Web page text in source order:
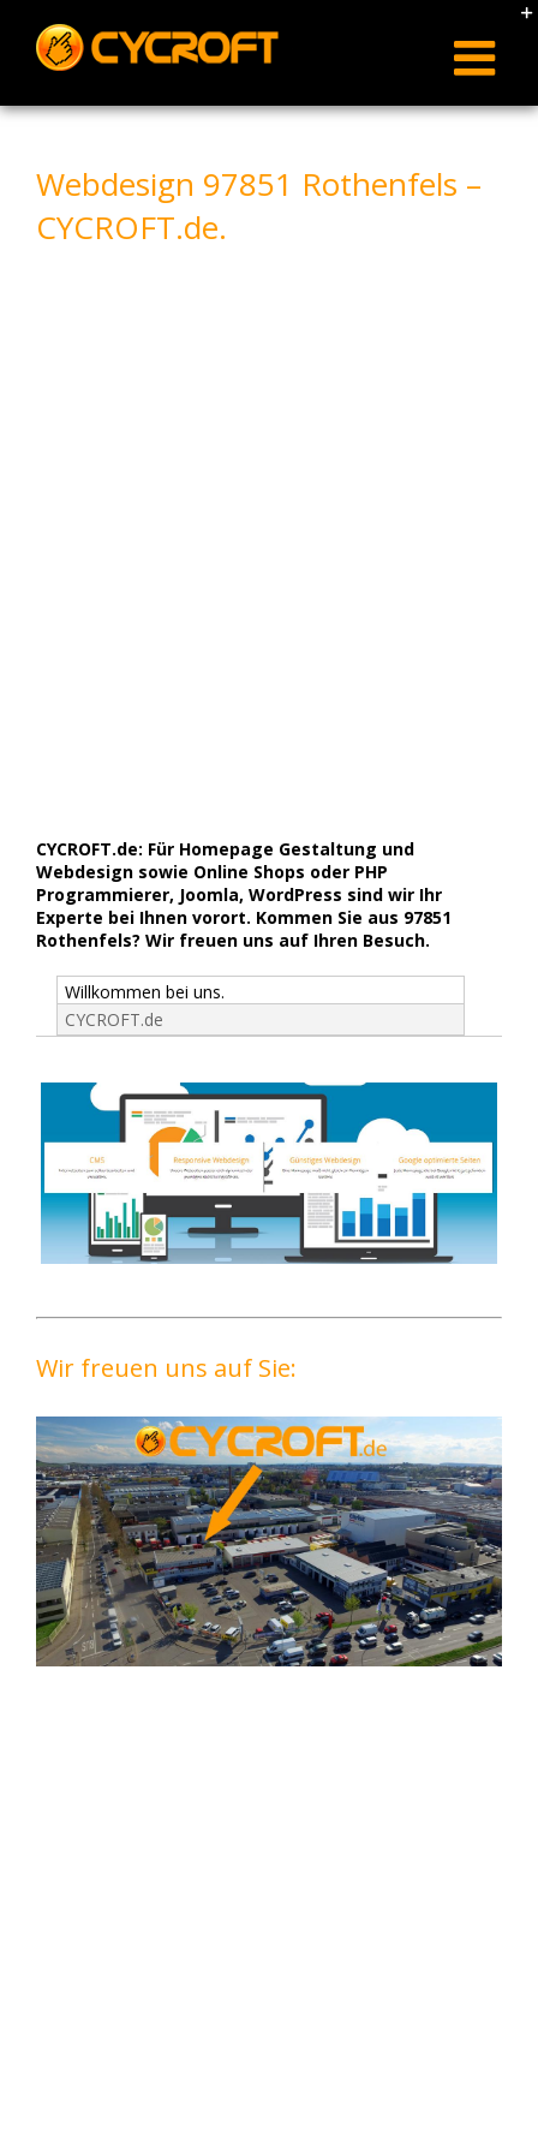
content
Webdesign 97851 Rothenfels –
CYCROFT.de.
CYCROFT.de: Für Homepage Gestaltung und
Webdesign sowie Online Shops oder PHP
Programmierer, Joomla, WordPress sind wir Ihr
Experte bei Ihnen vorort. Kommen Sie aus 97851
Rothenfels? Wir freuen uns auf Ihren Besuch.
Willkommen bei uns.
CYCROFT.de
Wir freuen uns auf Sie: